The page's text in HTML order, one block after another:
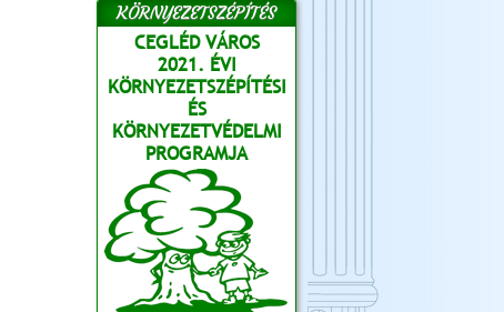
KÖRNYEZETSZÉPÍTÉS
CEGLÉD VÁROS
2021. ÉVI
KÖRNYEZETSZÉPÍTÉSI
ÉS
KÖRNYEZETVÉDELMI
PROGRAMJA